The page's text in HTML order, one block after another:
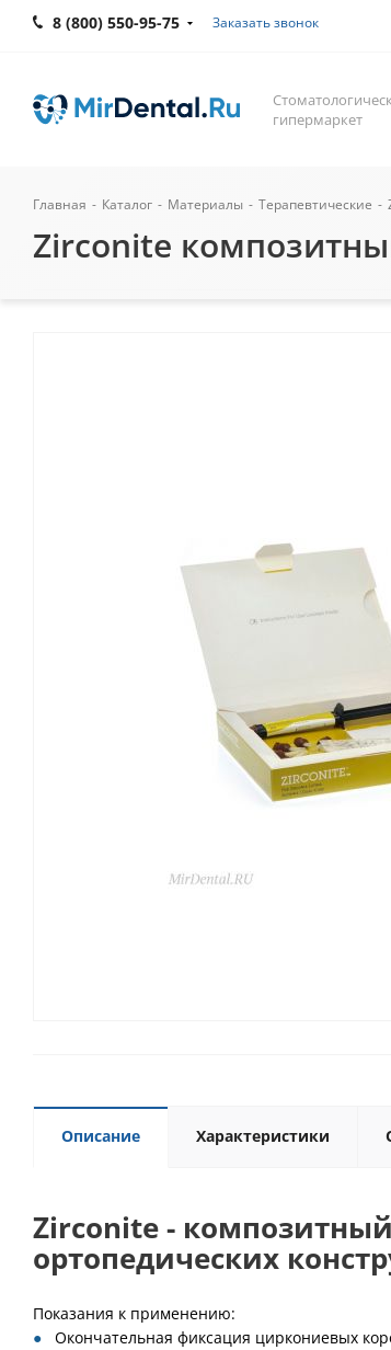
8 (800) 550-95-75 Заказать звонок
гипермаркет
Главная - Каталог - Материалы - Терапевтические -
Zirconite
Описание Характеристики
Zirconite -
ортопедических
Показания к применению:
Окончательная фиксация циркониевых